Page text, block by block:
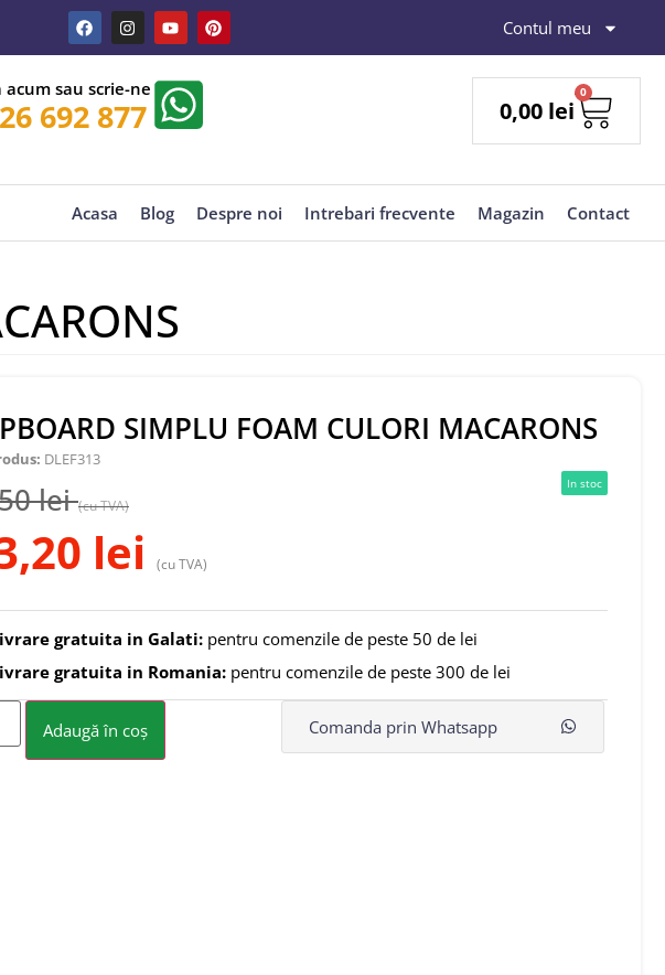
Contul meu
acum sau scrie-ne
692 877 0,00 lei
0
Acasa Blog Despre noi Intrebari frecvente Magazin Contact
SIMPLU FOAM CULORI MACARONS
DLEF313
lei (cu TVA)
lei (cu TVA)
In stoc
gratuita in Galati: pentru comenzile de peste 50 de lei
gratuita in Romania: pentru comenzile de peste 300 de lei
Adaugă în coș Comanda prin Whatsapp